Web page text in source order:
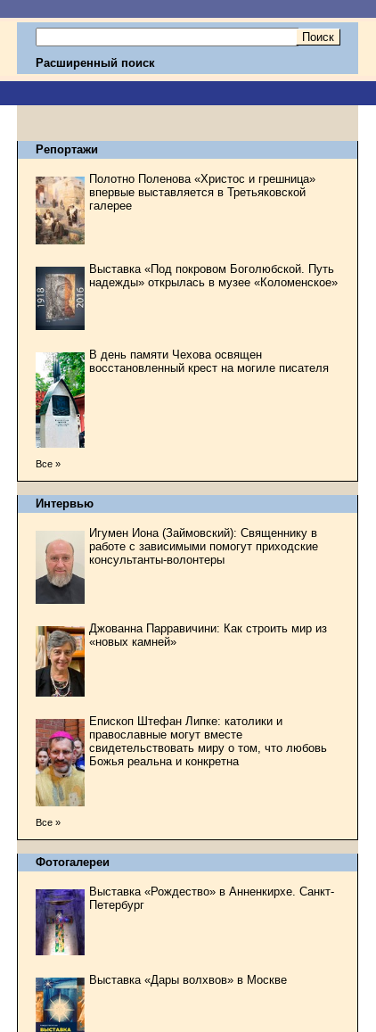
Расширенный поиск
Репортажи
Полотно Поленова «Христос и грешница»
впервые выставляется в Третьяковской
галерее
Выставка «Под покровом Боголюбской. Путь
надежды» открылась в музее «Коломенское»
В день памяти Чехова освящен
восстановленный крест на могиле писателя
Все »
Интервью
Игумен Иона (Займовский): Священнику в
работе с зависимыми помогут приходские
консультанты-волонтеры
Джованна Парравичини: Как строить мир из
«новых камней»
Епископ Штефан Липке: католики и
православные могут вместе
свидетельствовать миру о том, что любовь
Божья реальна и конкретна
Все »
Фотогалереи
Выставка «Рождество» в Анненкирхе. Санкт-
Петербург
Выставка «Дары волхвов» в Москве